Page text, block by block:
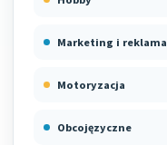
Marketing i reklama
Motoryzacja
Obcojęzyczne